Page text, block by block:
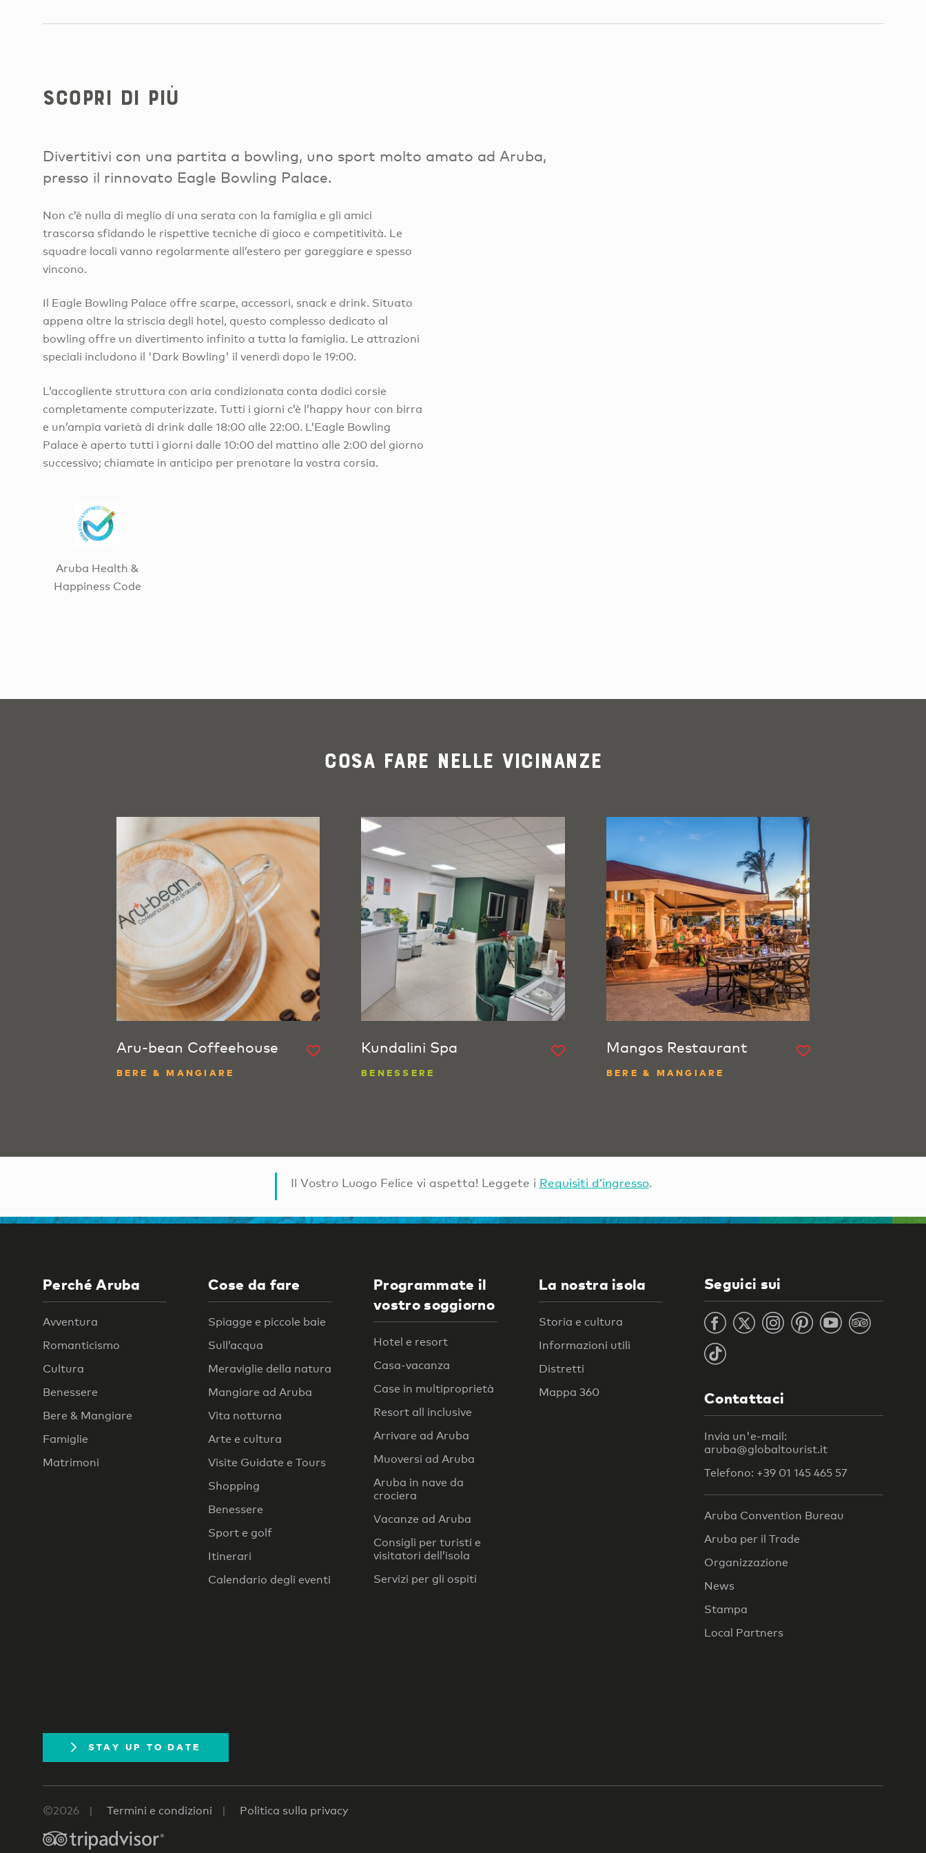
Scopri di più
Divertitivi con una partita a bowling, uno sport molto amato ad Aruba,
presso il rinnovato Eagle Bowling Palace.
Non c’è nulla di meglio di una serata con la famiglia e gli amici
trascorsa sfidando le rispettive tecniche di gioco e competitività. Le
squadre locali vanno regolarmente all’estero per gareggiare e spesso
vincono.
Il Eagle Bowling Palace offre scarpe, accessori, snack e drink. Situato
appena oltre la striscia degli hotel, questo complesso dedicato al
bowling offre un divertimento infinito a tutta la famiglia. Le attrazioni
speciali includono il 'Dark Bowling' il venerdì dopo le 19:00.
L’accogliente struttura con aria condizionata conta dodici corsie
completamente computerizzate. Tutti i giorni c’è l’happy hour con birra
e un’ampia varietà di drink dalle 18:00 alle 22:00. L’Eagle Bowling
Palace è aperto tutti i giorni dalle 10:00 del mattino alle 2:00 del giorno
successivo; chiamate in anticipo per prenotare la vostra corsia.
Aruba Health &
Happiness Code
Cosa fare nelle vicinanze
Aru-bean Coffeehouse
BERE & MANGIARE
Kundalini Spa
BENESSERE
Mangos Restaurant
BERE & MANGIARE
Il Vostro Luogo Felice vi aspetta! Leggete i Requisiti d’ingresso.
Perché Aruba
Avventura
Romanticismo
Cultura
Benessere
Bere & Mangiare
Famiglie
Matrimoni
Cose da fare
Spiagge e piccole baie
Sull’acqua
Meraviglie della natura
Mangiare ad Aruba
Vita notturna
Arte e cultura
Visite Guidate e Tours
Shopping
Benessere
Sport e golf
Itinerari
Calendario degli eventi
Programmate il
vostro soggiorno
Hotel e resort
Casa-vacanza
Case in multiproprietà
Resort all inclusive
Arrivare ad Aruba
Muoversi ad Aruba
Aruba in nave da
crociera
Vacanze ad Aruba
Consigli per turisti e
visitatori dell’isola
Servizi per gli ospiti
La nostra isola
Storia e cultura
Informazioni utili
Distretti
Mappa 360
Seguici sui
Contattaci
Invia un'e-mail:
aruba@globaltourist.it
Telefono: +39 01 145 465 57
Aruba Convention Bureau
Aruba per il Trade
Organizzazione
News
Stampa
Local Partners
STAY UP TO DATE
©2026 Termini e condizioni Politica sulla privacy